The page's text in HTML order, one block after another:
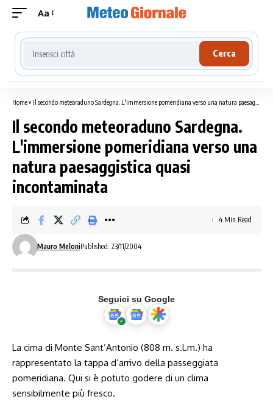
Aa
Cerca località meteo
Cerca
Home» Il secondo meteoraduno Sardegna. L'immersione pomeridiana verso una natura paesaggistica quasi incontaminata
Il secondo meteoraduno Sardegna.
L'immersione pomeridiana verso una
natura paesaggistica quasi
incontaminata
Mauro MeloniPublished: 23/11/2004
4 Min Read
Seguici su Google
La cima di Monte Sant’Antonio (808 m. s.l.m.) ha
rappresentato la tappa d’arrivo della passeggiata
pomeridiana. Qui si è potuto godere di un clima
sensibilmente più fresco.